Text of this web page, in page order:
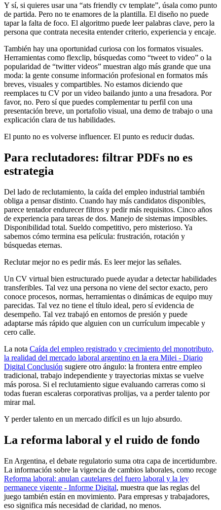
Y sí, si quieres usar una “ats friendly cv template”, úsala como punto
de partida. Pero no te enamores de la plantilla. El diseño no puede
tapar la falta de foco. El algoritmo puede leer palabras clave, pero la
persona que contrata necesita entender criterio, experiencia y encaje.
También hay una oportunidad curiosa con los formatos visuales.
Herramientas como flexclip, búsquedas como “tweet to video” o la
popularidad de “twitter videos” muestran algo más grande que una
moda: la gente consume información profesional en formatos más
breves, visuales y compartibles. No estamos diciendo que
reemplaces tu CV por un video bailando junto a una fresadora. Por
favor, no. Pero sí que puedes complementar tu perfil con una
presentación breve, un portafolio visual, una demo de trabajo o una
explicación clara de tus habilidades.
El punto no es volverse influencer. El punto es reducir dudas.
Para reclutadores: filtrar PDFs no es
estrategia
Del lado de reclutamiento, la caída del empleo industrial también
obliga a pensar distinto. Cuando hay más candidatos disponibles,
parece tentador endurecer filtros y pedir más requisitos. Cinco años
de experiencia para tareas de dos. Manejo de sistemas imposibles.
Disponibilidad total. Sueldo competitivo, pero misterioso. Ya
sabemos cómo termina esa película: frustración, rotación y
búsquedas eternas.
Reclutar mejor no es pedir más. Es leer mejor las señales.
Un CV virtual bien estructurado puede ayudar a detectar habilidades
transferibles. Tal vez una persona no viene del sector exacto, pero
conoce procesos, normas, herramientas o dinámicas de equipo muy
parecidas. Tal vez no tiene el título ideal, pero sí evidencia de
desempeño. Tal vez trabajó en entornos de presión y puede
adaptarse más rápido que alguien con un currículum impecable y
cero calle.
La nota Caída del empleo registrado y crecimiento del monotributo,
la realidad del mercado laboral argentino en la era Milei - Diario
Digital Conclusión sugiere otro ángulo: la frontera entre empleo
tradicional, trabajo independiente y trayectorias mixtas se vuelve
más porosa. Si el reclutamiento sigue evaluando carreras como si
todas fueran escaleras corporativas prolijas, va a perder talento por
mirar mal.
Y perder talento en un mercado difícil es un lujo absurdo.
La reforma laboral y el ruido de fondo
En Argentina, el debate regulatorio suma otra capa de incertidumbre.
La información sobre la vigencia de cambios laborales, como recoge
Reforma laboral: anulan cautelares del fuero laboral y la ley
permanece vigente - Informe Digital, muestra que las reglas del
juego también están en movimiento. Para empresas y trabajadores,
eso significa más necesidad de claridad, no menos.